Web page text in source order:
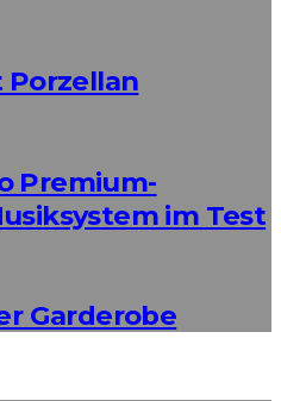
Porzellan
Premium-
im Test
Garderobe